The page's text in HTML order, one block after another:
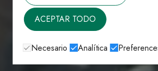
ACEPTAR TODO
Necesario Analítica